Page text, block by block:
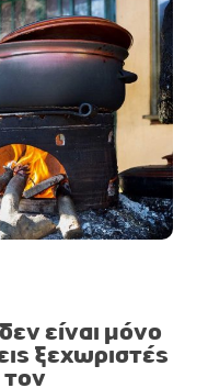
είναι μόνο
ξεχωριστές
τον